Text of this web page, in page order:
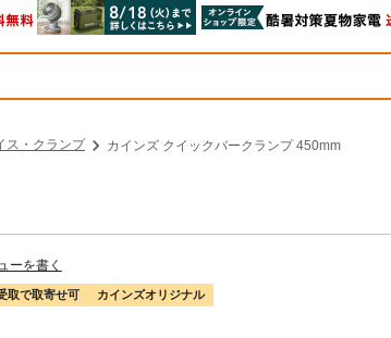
ス・クランプ カインズ クイックバークランプ 450mm
ーを書く
取で取寄せ可 カインズオリジナル